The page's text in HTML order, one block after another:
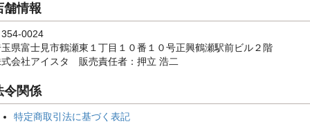
舗情報
0024
県富士見市鶴瀬東１丁目１０番１０号正興鶴瀬駅前ビル２階
会社アイスタ 販売責任者：押立 浩二
令関係
特定商取引法に基づく表記